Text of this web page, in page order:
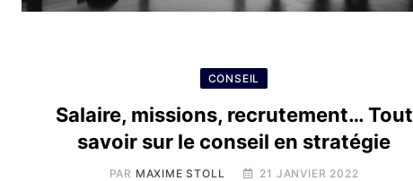
CONSEIL
Salaire, missions, recrutement… Tout
savoir sur le conseil en stratégie
PAR MAXIME STOLL 21 JANVIER 2022